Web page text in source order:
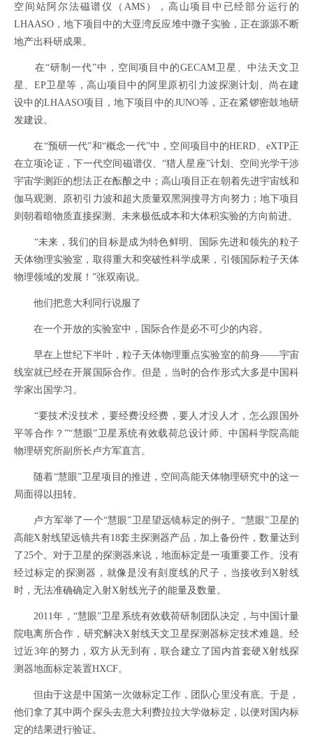
空间站阿尔法磁谱仪（AMS），高山项目中已经部分运行的
LHAASO，地下项目中的大亚湾反应堆中微子实验，正在源源不断
地产出科研成果。
在“研制一代”中，空间项目中的GECAM卫星、中法天文卫
星、EP卫星等，高山项目中的阿里原初引力波探测计划、尚在建
设中的LHAASO项目，地下项目中的JUNO等，正在紧锣密鼓地研
发建设。
在“预研一代”和“概念一代”中，空间项目中的HERD、eXTP正
在立项论证，下一代空间磁谱仪、“猎人星座”计划、空间光学干涉
宇宙学测距的想法正在酝酿之中；高山项目正在朝着先进宇宙线和
伽马观测、原初引力波和超大质量双黑洞搜寻方向努力；地下项目
则朝着暗物质直接探测、未来极低成本和大体积实验的方向前进。
“未来，我们的目标是成为特色鲜明、国际先进和领先的粒子
天体物理实验室，取得重大和突破性科学成果，引领国际粒子天体
物理领域的发展！”张双南说。
他们把意大利同行说服了
在一个开放的实验室中，国际合作是必不可少的内容。
早在上世纪下半叶，粒子天体物理重点实验室的前身——宇宙
线室就已经在开展国际合作。但是，当时的合作形式大多是中国科
学家出国学习。
“要技术没技术，要经费没经费，要人才没人才，怎么跟国外
平等合作？”“慧眼”卫星系统有效载荷总设计师、中国科学院高能
物理研究所副所长卢方军直言。
随着“慧眼”卫星项目的推进，空间高能天体物理研究中的这一
局面得以扭转。
卢方军举了一个“慧眼”卫星望远镜标定的例子。“慧眼”卫星的
高能X射线望远镜共有18套主探测器产品，加上备份件，数量达到
了25个。对于卫星的探测器来说，地面标定是一项重要工作。没有
经过标定的探测器，就像是没有刻度线的尺子，当接收到X射线
时，无法准确确定入射X射线光子的能量及数量。
2011年，“慧眼”卫星系统有效载荷研制团队决定，与中国计量
院电离所合作，研究解决X射线天文卫星探测器标定技术难题。经
过近3年的努力，双方从无到有，联合建立了国内首套硬X射线探
测器地面标定装置HXCF。
但由于这是中国第一次做标定工作，团队心里没有底。于是，
他们拿了其中两个探头去意大利费拉拉大学做标定，以便对国内标
定的结果进行验证。